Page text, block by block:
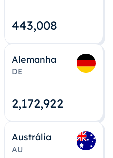
443,008
Alemanha
DE
2,172,922
Austrália
AU